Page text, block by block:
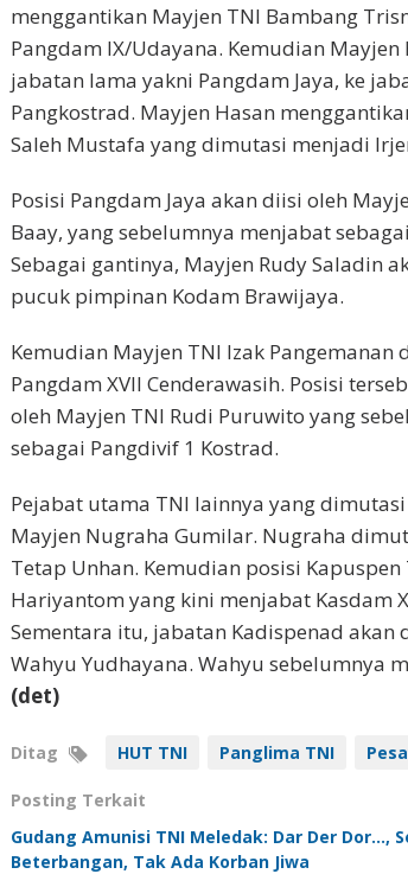
menggantikan Mayjen TNI Bambang
Pangdam IX/Udayana. Kemudian
jabatan lama yakni Pangdam Jaya, ke
Pangkostrad. Mayjen Hasan
Saleh Mustafa yang dimutasi menjadi
Posisi Pangdam Jaya akan diisi oleh
Baay, yang sebelumnya menjabat
Sebagai gantinya, Mayjen Rudy Saladin
pucuk pimpinan Kodam Brawijaya.
Kemudian Mayjen TNI Izak
Pangdam XVII Cenderawasih. Posisi
oleh Mayjen TNI Rudi Puruwito yang
sebagai Pangdivif 1 Kostrad.
Pejabat utama TNI lainnya yang
Mayjen Nugraha Gumilar. Nugraha
Tetap Unhan. Kemudian posisi
Hariyantom yang kini menjabat Kasdam
Sementara itu, jabatan Kadispenad akan
Wahyu Yudhayana. Wahyu sebelumnya
(det)
Ditag HUT TNI Panglima TNI
Posting Terkait
Gudang Amunisi TNI Meledak: Dar Der Dor…,
Beterbangan, Tak Ada Korban Jiwa